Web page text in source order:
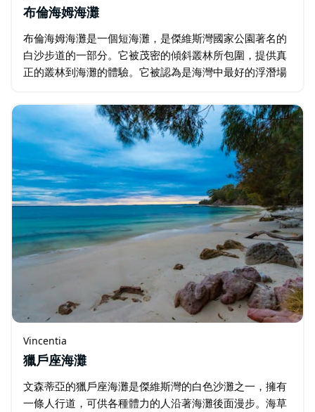
布倫海姆海灘
布倫海姆海灘是一個短海灘，是傑維斯灣國家公園著名的
白沙步道的一部分。它被茂密的傾斜叢林所包圍，提供真
正的叢林到海灘的體驗。它被認為是海灣中最好的浮潛場
Vincentia
獵戶座海灘
文森蒂亞的獵戶座海灘是傑維斯灣的白色沙灘之一，擁有
一條人行道，可供各種體力的人沿著海灘後面漫步。海草